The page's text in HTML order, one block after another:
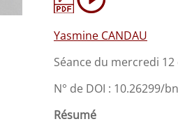
Yasmine CANDAU
Séance du mercredi
N° de DOI : 10.26299/
Résumé